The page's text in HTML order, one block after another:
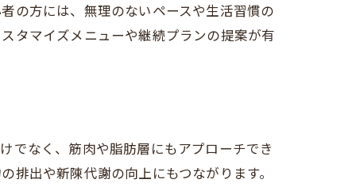
の方には、無理のないペースや生活習慣の
タマイズメニューや継続プランの提案が有
でなく、筋肉や脂肪層にもアプローチでき
出や新陳代謝の向上にもつながります。